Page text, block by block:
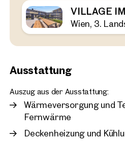
VILLAGE
Wien, 3.
Ausstattung
Auszug aus der Ausstattung:
Wärmeversorgung und
Fernwärme
Deckenheizung und